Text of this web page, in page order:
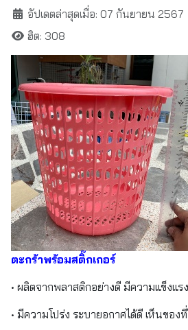
อัปเดตล่าสุดเมื่อ: 07 กันยายน 2567
ฮิต: 308
ตะกร้าพร้อมสติ๊กเกอร์
• ผลิตจากพลาสติกอย่างดี มีความแข็งแร
• มีความโปร่ง ระบายอกาศได้ดี เห็นของ